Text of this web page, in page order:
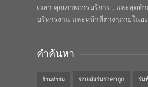
เวลา คุณภาพการบริการ , และสุดท้
บริหารงาน และหน้าที่ต่างๆภายในอ
คำค้นหา
ร้านทำร่ม ขายส่งร่มราคาถูก ร่ม